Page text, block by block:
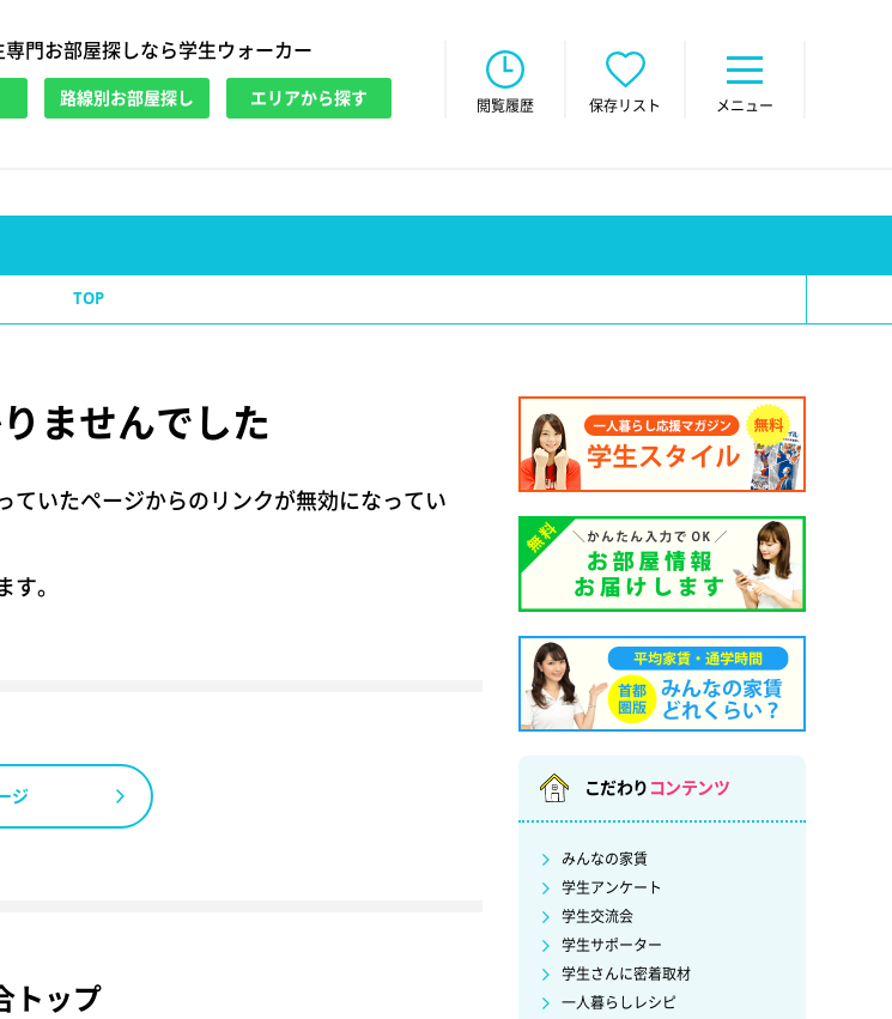
門お部屋探しなら学生ウォーカー
路線別お部屋探し エリアから探す 閲覧履歴 保存リスト メニュー
TOP
ませんでした
いたページからのリンクが無効になってい
。
ジ
トップ
こだわり コンテンツ
みんなの家賃
学生アンケート
学生交流会
学生サポーター
学生さんに密着取材
一人暮らしレシピ